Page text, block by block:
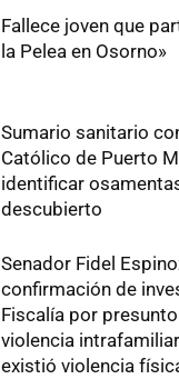
Fallece joven que
la Pelea en Osorno»
Sumario sanitario
Católico de Puerto
identificar
descubierto
Senador Fidel
confirmación de
Fiscalía por
violencia
existió violencia